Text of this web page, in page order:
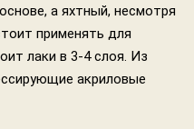
а яхтный, несмотря
применять для
лаки в 3-4 слоя. Из
акриловые